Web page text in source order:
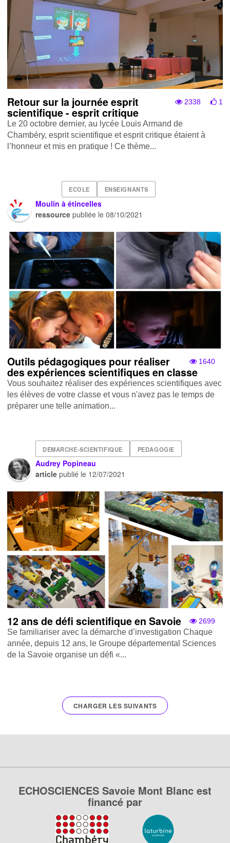
2338 1
Retour sur la journée esprit
scientifique - esprit critique
Le 20 octobre dernier, au lycée Louis Armand de
Chambéry, esprit scientifique et esprit critique étaient à
l’honneur et mis en pratique ! Ce thème...
ECOLE ENSEIGNANTS
Moulin à étincelles
ressource publiée le08/10/2021
1640
Outils pédagogiques pour réaliser
des expériences scientifiques en classe
Vous souhaitez réaliser des expériences scientifiques avec
les élèves de votre classe et vous n'avez pas le temps de
préparer une telle animation...
DEMARCHE-SCIENTIFIQUE PEDAGOGIE
Audrey Popineau
article publié le 12/07/2021
2699
12 ans de défi scientifique en Savoie
Se familiariser avec la démarche d’investigation Chaque
année, depuis 12 ans, le Groupe départemental Sciences
de la Savoie organise un défi «...
CHARGER LES SUIVANTS
ECHOSCIENCES Savoie Mont Blanc est
financé par